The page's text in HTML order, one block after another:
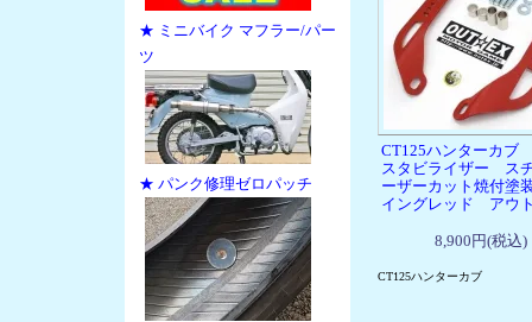
★ ミニバイク マフラー/パー
ツ
★ パンク修理ゼロパッチ
CT125ハンターカブ
スタビライザー ス
ーザーカット焼付塗
イングレッド アウ
8,900円(税込)
CT125ハンターカブ